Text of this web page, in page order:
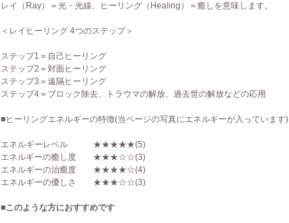
レイ（Ray）＝光・光線、ヒーリング（Healing）＝癒しを意味します。
＜レイヒーリング 4つのステップ＞
ステップ1＝自己ヒーリング
ステップ2＝対面ヒーリング
ステップ3＝遠隔ヒーリング
ステップ4＝ブロック除去、トラウマの解放、過去世の解放などの応用
■ヒーリングエネルギーの特徴(当ページの写真にエネルギーが入っています)
エネルギーレベル ★★★★★(5)
エネルギーの癒し度 ★★★☆☆(3)
エネルギーの治癒度 ★★★★☆(4)
エネルギーの優しさ ★★★☆☆(3)
■このような方におすすめです